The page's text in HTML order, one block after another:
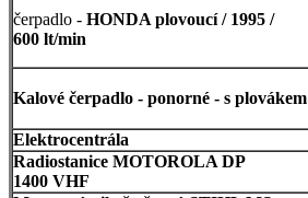
čerpadlo - HONDA plovoucí / 1995 /
600 lt/min
Kalové čerpadlo - ponorné - s plovákem
Elektrocentrála
Radiostanice MOTOROLA DP
1400 VHF